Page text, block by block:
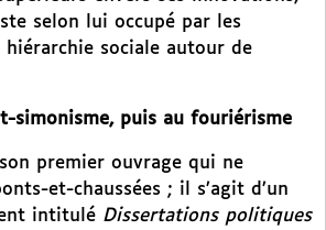
selon lui occupé par les
hiérarchie sociale autour de
simonisme, puis au fouriérisme
premier ouvrage qui ne
et-chaussées ; il s’agit d’un
intitulé Dissertations politiques